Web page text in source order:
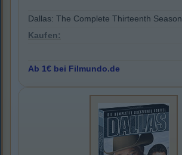
Dallas: The Complete Thirteenth Season
Kaufen:
Ab 1€ bei Filmundo.de